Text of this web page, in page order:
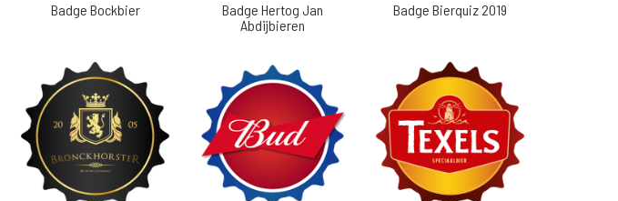
Badge Bockbier
Badge Hertog Jan
Abdijbieren
Badge Bierquiz 2019